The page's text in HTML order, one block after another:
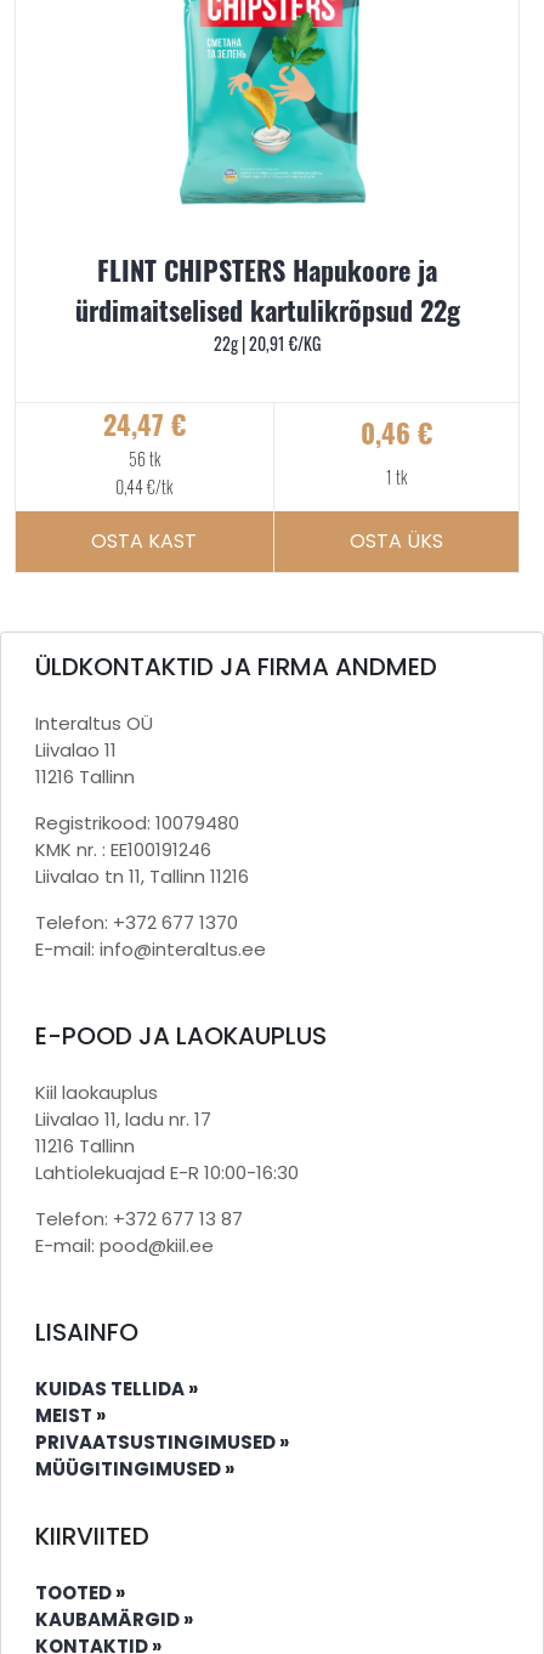
FLINT CHIPSTERS Hapukoore ja
ürdimaitselised kartulikrõpsud 22g
22g |20,91€/KG
24,47 €
56 tk
0,44€/tk
OSTA KAST
0,46 €
1 tk
OSTA ÜKS
ÜLDKONTAKTID JA FIRMA ANDMED
Interaltus OÜ
Liivalao 11
11216 Tallinn
Registrikood: 10079480
KMK nr. : EE100191246
Liivalao tn 11, Tallinn 11216
Telefon: +372 677 1370
E-mail: info@interaltus.ee
E-POOD JA LAOKAUPLUS
Kiil laokauplus
Liivalao 11, ladu nr. 17
11216 Tallinn
Lahtiolekuajad E-R 10:00-16:30
Telefon: +372 677 13 87
E-mail: pood@kiil.ee
LISAINFO
KUIDAS TELLIDA»
MEIST »
PRIVAATSUSTINGIMUSED»
MÜÜGITINGIMUSED»
KIIRVIITED
TOOTED»
KAUBAMÄRGID»
KONTAKTID»